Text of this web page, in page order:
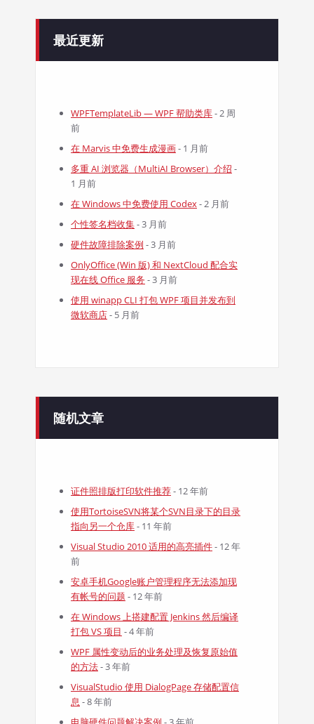
最近更新
WPFTemplateLib — WPF 帮助类库- 2 周
前
在 Marvis 中免费生成漫画- 1 月前
多重 AI 浏览器（MultiAI Browser）介绍 -
1 月前
在 Windows 中免费使用 Codex- 2 月前
个性签名档收集- 3 月前
硬件故障排除案例 - 3 月前
OnlyOffice (Win 版) 和 NextCloud 配合实
现在线 Office 服务 - 3 月前
使用 winapp CLI 打包 WPF 项目并发布到
微软商店- 5 月前
随机文章
证件照排版打印软件推荐- 12 年前
使用TortoiseSVN将某个SVN目录下的目录
指向另一个仓库- 11 年前
Visual Studio 2010 适用的高亮插件- 12 年
前
安卓手机Google账户管理程序无法添加现
有帐号的问题 - 12 年前
在 Windows 上搭建配置 Jenkins 然后编译
打包 VS 项目 - 4 年前
WPF 属性变动后的业务处理及恢复原始值
的方法- 3 年前
VisualStudio 使用 DialogPage 存储配置信
息 - 8 年前